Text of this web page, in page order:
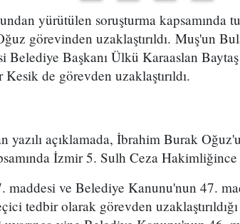
yürütülen soruşturma kapsamında
görevinden uzaklaştırıldı. Muş'un
Belediye Başkanı Ülkü Karaaslan
de görevden uzaklaştırıldı.
yazılı açıklamada, İbrahim Burak
İzmir 5. Sulh Ceza
maddesi ve Belediye Kanunu'nun 47.
tedbir olarak görevden